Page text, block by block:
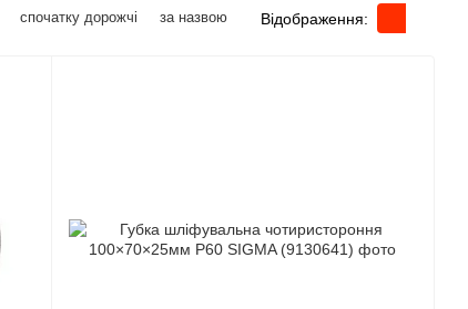
спочатку дорожчі за назвою Відображення: